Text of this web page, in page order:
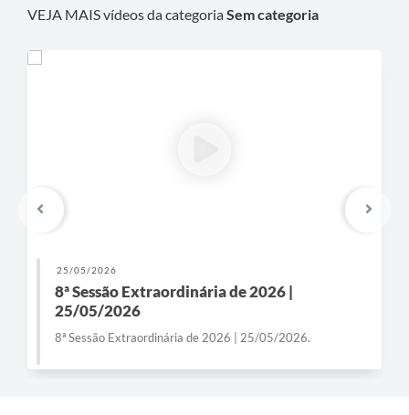
VEJA MAIS vídeos da categoriaSem categoria
25/05/2026
8ª Sessão Extraordinária de 2026 |
25/05/2026
8ª Sessão Extraordinária de 2026 | 25/05/2026.